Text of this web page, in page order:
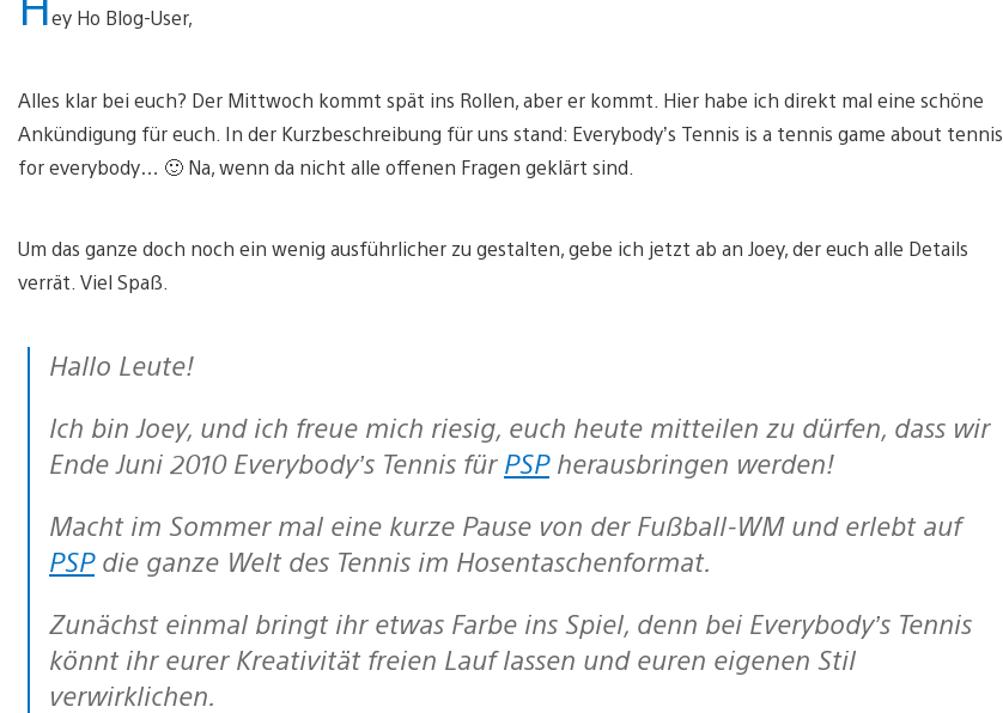
ey Ho Blog-User,
Alles klar bei euch? Der Mittwoch kommt spät ins Rollen, aber er kommt. Hier habe ich direkt mal eine schöne
Ankündigung für euch. In der Kurzbeschreibung für uns stand: Everybody’s Tennis is a tennis game about tennis
for everybody… 🙂 Na, wenn da nicht alle offenen Fragen geklärt sind.
Um das ganze doch noch ein wenig ausführlicher zu gestalten, gebe ich jetzt ab an Joey, der euch alle Details
verrät. Viel Spaß.
Hallo Leute!
Ich bin Joey, und ich freue mich riesig, euch heute mitteilen zu dürfen, dass wir
Ende Juni 2010 Everybody’s Tennis für PSPherausbringen werden!
Macht im Sommer mal eine kurze Pause von der Fußball-WM und erlebt auf
PSPdie ganze Welt des Tennis im Hosentaschenformat.
Zunächst einmal bringt ihr etwas Farbe ins Spiel, denn bei Everybody’s Tennis
könnt ihr eurer Kreativität freien Lauf lassen und euren eigenen Stil
verwirklichen.